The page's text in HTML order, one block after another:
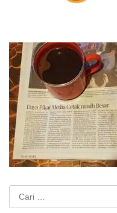
Cari
untuk: